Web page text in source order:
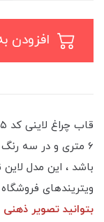
6 متری و در سه
باشد ، این مدل
ویتریندهای
بتوانید تصویر